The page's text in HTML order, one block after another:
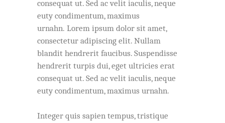
consequat ut. Sed ac velit iaculis, neque
euty condimentum, maximus
urnahn. Lorem ipsum dolor sit amet,
consectetur adipiscing elit. Nullam
blandit hendrerit faucibus. Suspendisse
hendrerit turpis dui, eget ultricies erat
consequat ut. Sed ac velit iaculis, neque
euty condimentum, maximus urnahn.
Integer quis sapien tempus, tristique